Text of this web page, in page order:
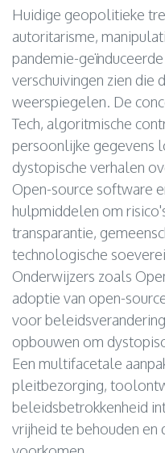
Huidige geopolitieke
autoritarisme,
pandemie-
verschuivingen zien die
weerspiegelen. De
Tech, algoritmische
persoonlijke gegevens
dystopische verhalen
Open-source software
hulpmiddelen om
transparantie,
technologische
Onderwijzers zoals
adoptie van open-
voor
opbouwen om
Een multifacetale
pleitbezorging,
beleidsbetrokkenheid
vrijheid te behouden